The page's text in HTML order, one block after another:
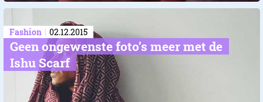
Fashion 02.12.2015
Geen ongewenste foto’s meer met de
Ishu Scarf